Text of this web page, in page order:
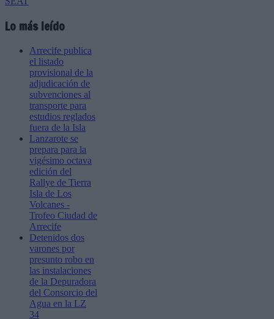
Lo más leído
Arrecife publica
el listado
provisional de la
adjudicación de
subvenciones al
transporte para
estudios reglados
fuera de la Isla
Lanzarote se
prepara para la
vigésimo octava
edición del
Rallye de Tierra
Isla de Los
Volcanes -
Trofeo Ciudad de
Arrecife
Detenidos dos
varones por
presunto robo en
las instalaciones
de la Depuradora
del Consorcio del
Agua en la LZ
34